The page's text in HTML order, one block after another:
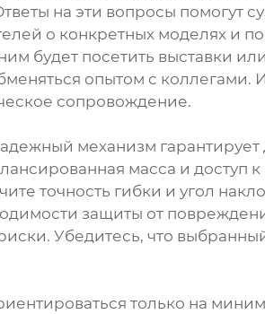
на эти вопросы помогут
о конкретных моделях и
будет посетить выставки
опытом с
сопровождение.
механизм гарантирует
масса и доступ
точность гибки и угол
защиты от
Убедитесь, что
только на